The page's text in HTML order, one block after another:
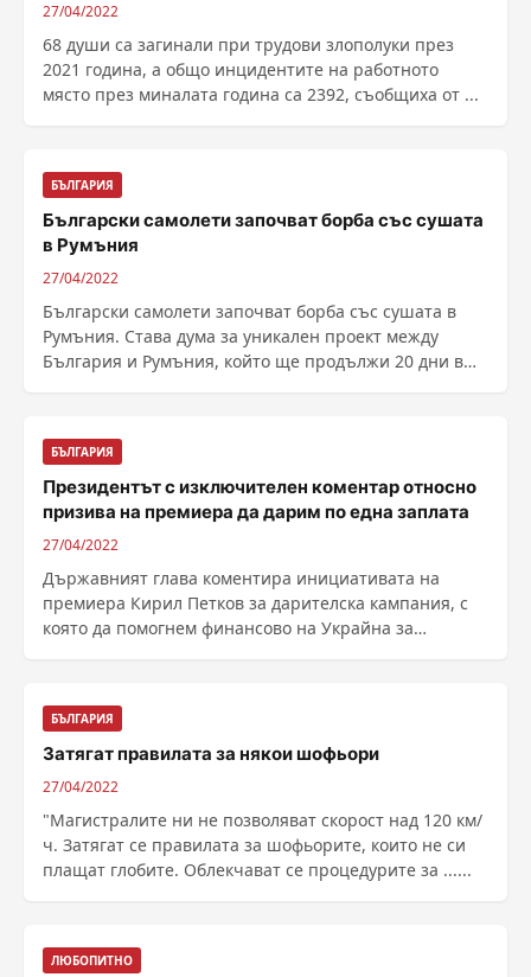
27/04/2022
68 души са загинали при трудови злополуки през
2021 година, а общо инцидентите на работното
място през миналата година са 2392, съобщиха от ...
БЪЛГАРИЯ
Български самолети започват борба със сушата
в Румъния
27/04/2022
Български самолети започват борба със сушата в
Румъния. Става дума за уникален проект между
България и Румъния, който ще продължи 20 дни в
БЪЛГАРИЯ
Президентът с изключителен коментар относно
призива на премиера да дарим по една заплата
27/04/2022
Държавният глава коментира инициативата на
премиера Кирил Петков за дарителска кампания, с
която да помогнем финансово на Украйна за
БЪЛГАРИЯ
Затягат правилата за някои шофьори
27/04/2022
"Магистралите ни не позволяват скорост над 120 км/
ч. Затягат се правилата за шофьорите, които не си
плащат глобите. Облекчават се процедурите за ......
ЛЮБОПИТНО